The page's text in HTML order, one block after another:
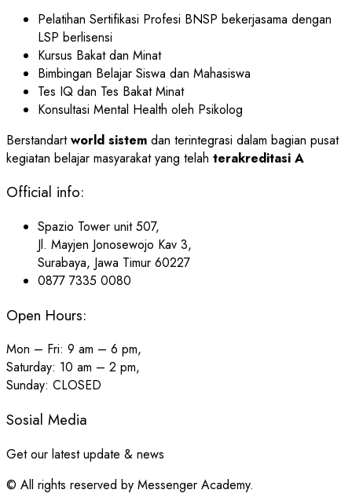
Pelatihan Sertifikasi Profesi BNSP bekerjasama dengan
LSP berlisensi
Kursus Bakat dan Minat
Bimbingan Belajar Siswa dan Mahasiswa
Tes IQ dan Tes Bakat Minat
Konsultasi Mental Health oleh Psikolog
Berstandartworld sistem dan terintegrasi dalam bagian pusat
kegiatan belajar masyarakat yang telah terakreditasi A
Official info:
Spazio Tower unit 507,
Jl. Mayjen Jonosewojo Kav 3,
Surabaya, Jawa Timur 60227
0877 7335 0080
Open Hours:
Mon – Fri: 9 am – 6 pm,
Saturday: 10 am – 2 pm,
Sunday: CLOSED
Sosial Media
Get our latest update & news
© All rights reserved by Messenger Academy.